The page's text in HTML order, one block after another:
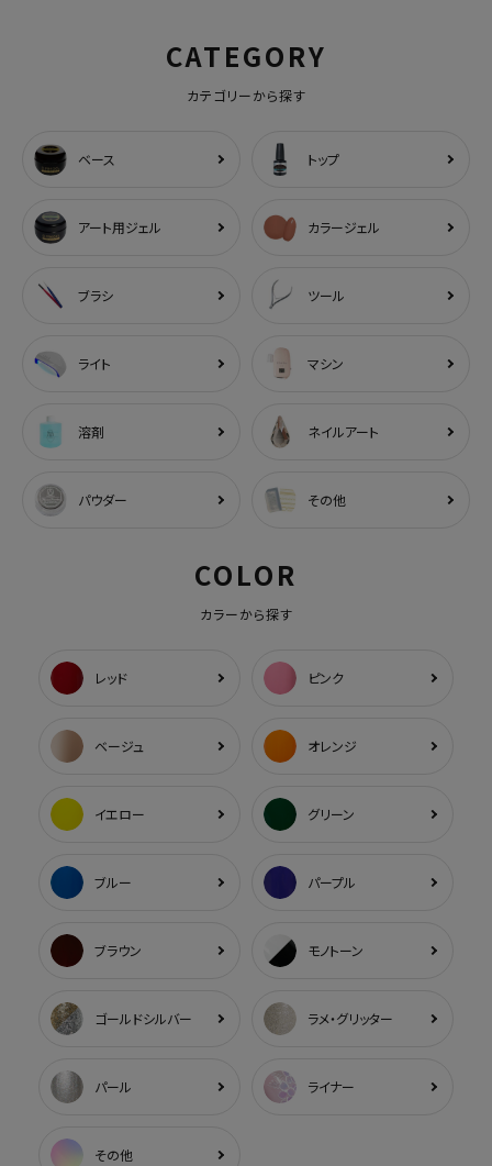
CATEGORY
カテゴリーから探す
ベース トップ
アート用ジェル カラージェル
ブラシ ツール
ライト マシン
溶剤 ネイルアート
パウダー その他
COLOR
カラーから探す
レッド ピンク
ベージュ オレンジ
イエロー グリーン
ブルー パープル
ブラウン モノトーン
ゴールドシルバー ラメ・グリッター
パール ライナー
その他